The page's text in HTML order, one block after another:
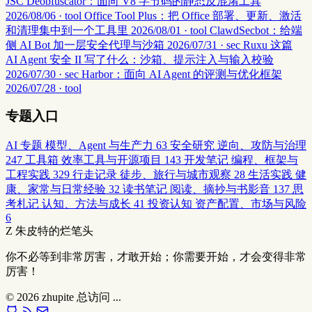
2026/08/06 · tool Office Tool Plus：把 Office 部署、更新、激活
和清理集中到一个工具里 2026/08/01 · tool ClawdSecbot：给端
侧 AI Bot 加一层安全代理与沙箱 2026/07/31 · sec Ruxu 这篇
AI Agent 安全 II 写了什么：沙箱、提示注入与输入校验
2026/07/30 · sec Harbor：面向 AI Agent 的评测与优化框架
2026/07/28 · tool
专题入口
AI 专题 模型、Agent 与生产力 63 安全研究 逆向、攻防与治理
247 工具箱 效率工具与开源项目 143 开发笔记 编程、框架与
工程实践 329 行走记录 徒步、旅行与城市观察 28 生活实践 健
康、家常与日常经验 32 读书笔记 阅读、摘抄与书影音 137 思
考札记 认知、方法与成长 41 投资认知 资产配置、市场与风险
6
Z 朱皮特的烂笔头
你不必等到非常厉害，才敢开始；你需要开始，才会变得非常
厉害！
© 2026 zhupite 总访问 ...